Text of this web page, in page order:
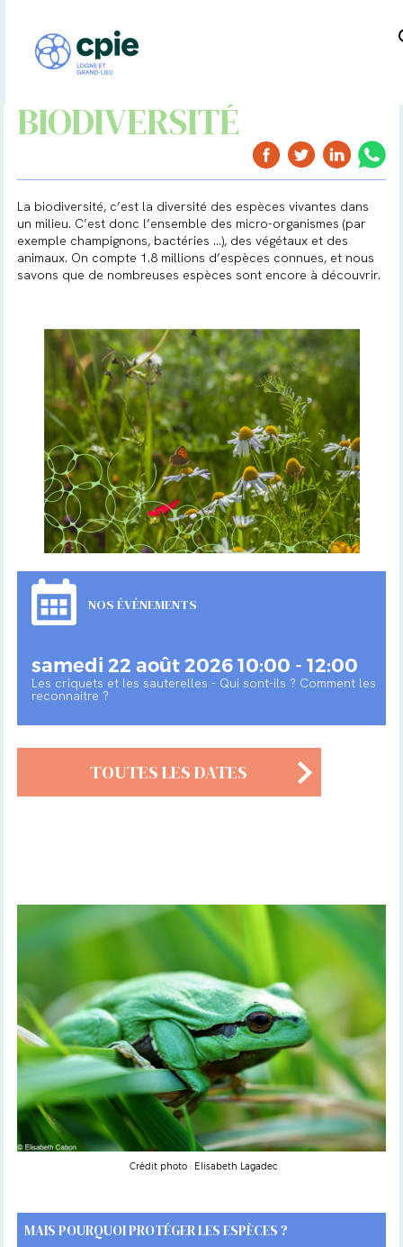
BIODIVERSITÉ
La biodiversité, c’est la diversité des espèces vivantes dans
un milieu. C’est donc l’ensemble des micro-organismes (par
exemple champignons, bactéries …), des végétaux et des
animaux. On compte 1.8 millions d’espèces connues, et nous
savons que de nombreuses espèces sont encore à découvrir.
NOS ÉVÉNEMENTS
samedi 22 août 2026 10:00 - 12:00
Les criquets et les sauterelles - Qui sont-ils ? Comment les
reconnaitre ?
TOUTES LES DATES
Crédit photo : Elisabeth Lagadec
MAIS POURQUOI PROTÉGER LES ESPÈCES ?